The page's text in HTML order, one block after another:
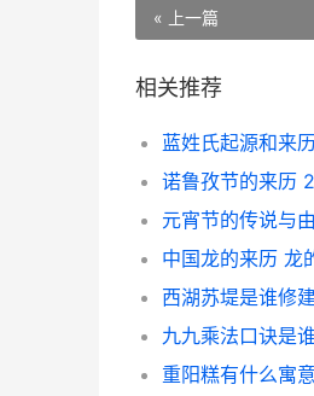
« 上一篇
相关推荐
蓝姓氏起源和来
诺鲁孜节的来历
元宵节的传说与
中国龙的来历 龙
西湖苏堤是谁修
九九乘法口诀是
重阳糕有什么寓